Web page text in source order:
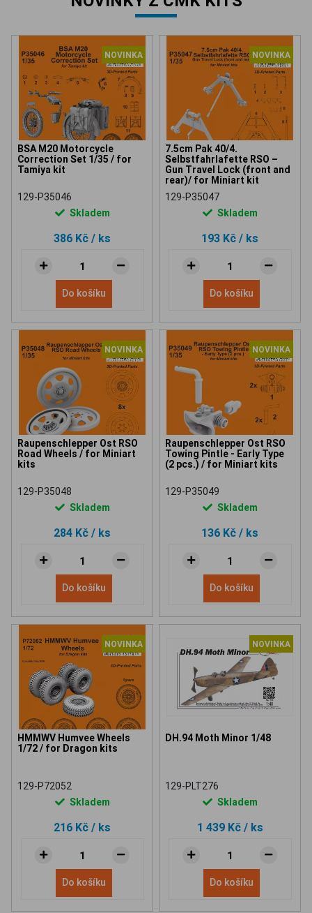
NOVINKA
BSA M20 Motorcycle
Correction Set 1/35 / for
Tamiya kit
129-P35046
Skladem
386 Kč / ks
Do košíku
NOVINKA
7.5cm Pak 40/4.
Selbstfahrlafette RSO –
Gun Travel Lock (front and
rear)/ for Miniart kit
129-P35047
Skladem
193 Kč / ks
Do košíku
NOVINKA
Raupenschlepper Ost RSO
Road Wheels / for Miniart
kits
129-P35048
Skladem
284 Kč / ks
Do košíku
NOVINKA
Raupenschlepper Ost RSO
Towing Pintle - Early Type
(2 pcs.) / for Miniart kits
129-P35049
Skladem
136 Kč / ks
Do košíku
NOVINKA
HMMWV Humvee Wheels
1/72 / for Dragon kits
129-P72052
Skladem
216 Kč / ks
Do košíku
NOVINKA
DH.94 Moth Minor 1/48
129-PLT276
Skladem
1 439 Kč / ks
Do košíku